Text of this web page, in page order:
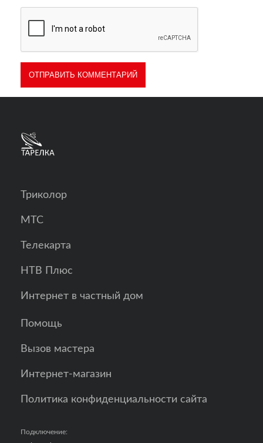
Триколор
МТС
Телекарта
НТВ Плюс
Интернет в частный дом
Помощь
Вызов мастера
Интернет-магазин
Политика конфиденциальности сайта
Подключение: